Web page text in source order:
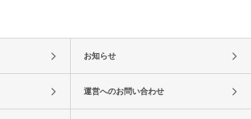
お知らせ
運営へのお問い合わせ